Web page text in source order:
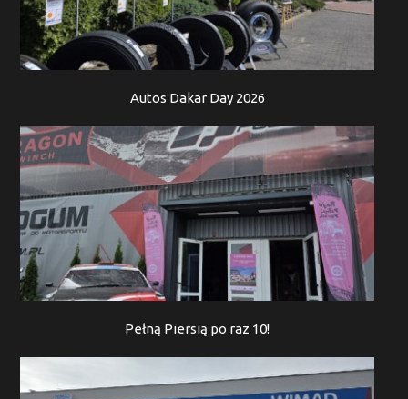
Autos Dakar Day 2026
Pełną Piersią po raz 10!